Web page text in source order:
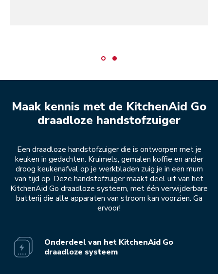
Maak kennis met de KitchenAid Go
draadloze handstofzuiger
Een draadloze handstofzuiger die is ontworpen met je
keuken in gedachten. Kruimels, gemalen koffie en ander
droog keukenafval op je werkbladen zuig je in een mum
van tijd op. Deze handstofzuiger maakt deel uit van het
KitchenAid Go draadloze systeem, met één verwijderbare
batterij die alle apparaten van stroom kan voorzien. Ga
ervoor!
Onderdeel van het KitchenAid Go
draadloze systeem